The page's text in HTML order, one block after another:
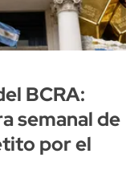
BCRA:
semanal de
por el